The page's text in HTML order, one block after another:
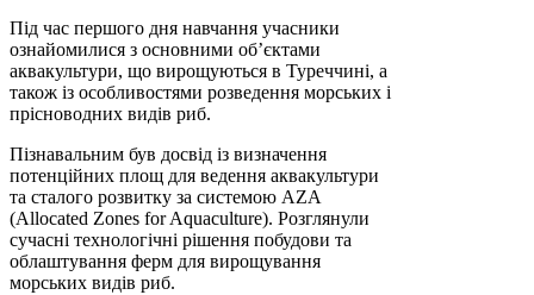
Під час першого дня навчання учасники
ознайомилися з основними об’єктами
аквакультури, що вирощуються в Туреччині, а
також із особливостями розведення морських і
прісноводних видів риб.
Пізнавальним був досвід із визначення
потенційних площ для ведення аквакультури
та сталого розвитку за системою AZA
(Allocated Zones for Aquaculture). Розглянули
сучасні технологічні рішення побудови та
облаштування ферм для вирощування
морських видів риб.